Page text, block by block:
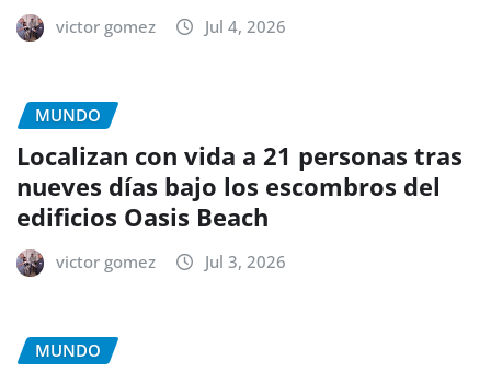
victor gomez Jul 4, 2026
MUNDO
Localizan con vida a 21 personas tras
nueves días bajo los escombros del
edificios Oasis Beach
victor gomez Jul 3, 2026
MUNDO